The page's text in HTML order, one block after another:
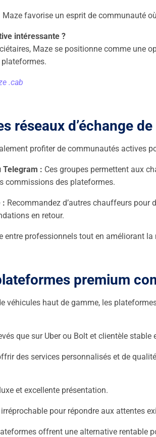
Maze favorise un esprit de communauté
intéressante ?
Maze se positionne comme une
.cab
réseaux d’échange
profiter de communautés actives
Telegram : Ces groupes permettent aux
commissions des plateformes.
: Recommandez d’autres chauffeurs pour
en retour.
entre professionnels tout en améliorant la
premium
véhicules haut de gamme, les
que sur Uber ou Bolt et clientèle stable
des services personnalisés et de
et excellente présentation.
pour répondre aux attentes
offrent une alternative rentable